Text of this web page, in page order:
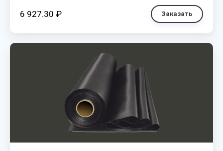
6 927.30 ₽ Заказать